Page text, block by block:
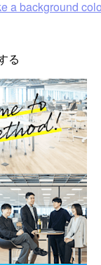
a background
る